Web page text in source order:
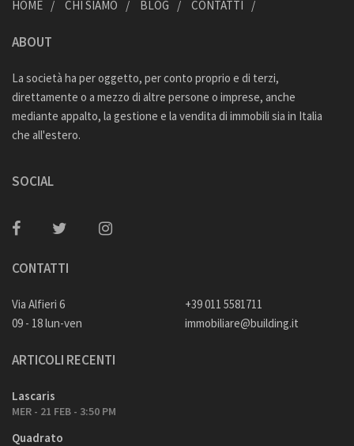
HOME CHI SIAMO BLOG CONTATTI
ABOUT
La società ha per oggetto, per conto proprio e di terzi,
direttamente o a mezzo di altre persone o imprese, anche
mediante appalto, la gestione e la vendita di immobili sia in Italia
che all'estero.
SOCIAL
CONTATTI
Via Alfieri 6
09 - 18 lun-ven
+39 011 5581711
immobiliare@building.it
ARTICOLI RECENTI
Lascaris
MER - 21 FEB - 3:50 PM
Quadrato